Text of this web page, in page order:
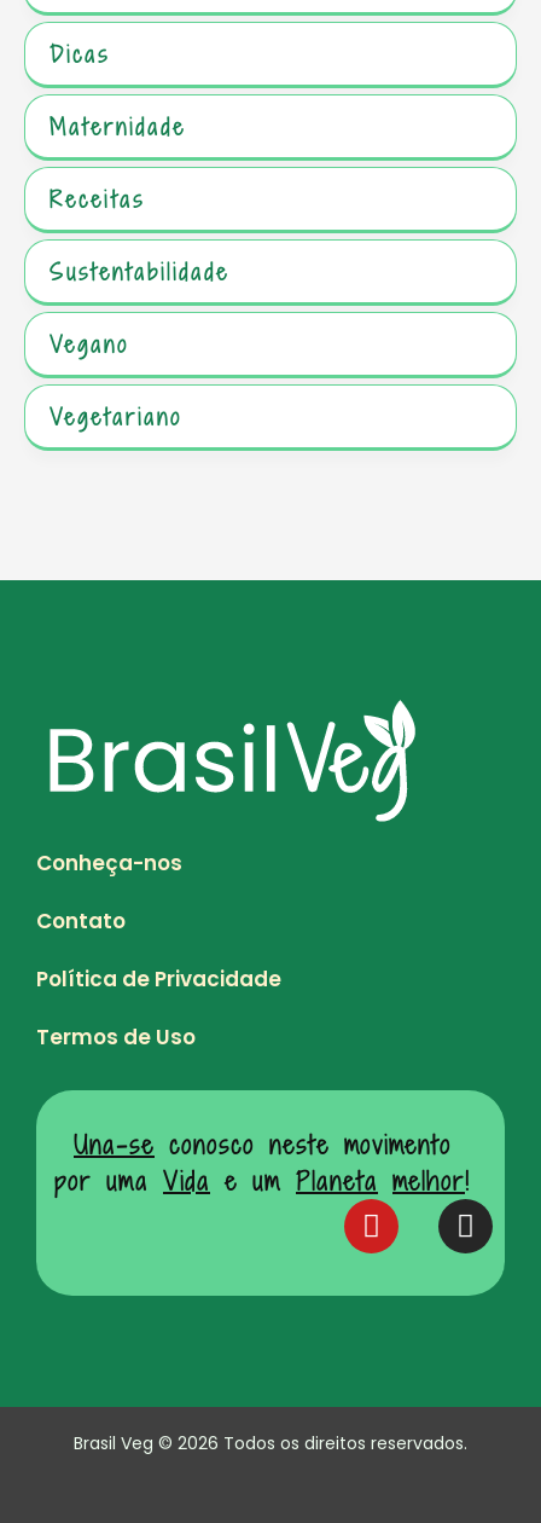
Dicas
Maternidade
Receitas
Sustentabilidade
Vegano
Vegetariano
Conheça-nos
Contato
Política de Privacidade
Termos de Uso
Una-se conosco neste movimento
por uma Vida e um Planeta melhor!
Brasil Veg © 2026 Todos os direitos reservados.